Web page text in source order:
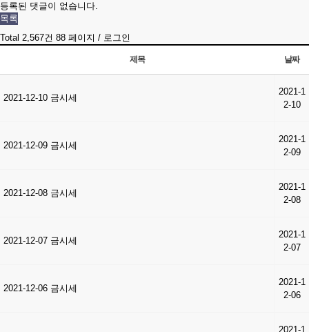
등록된 댓글이 없습니다.
목록
Total 2,567건 88 페이지 / 로그인
제목 날짜
2021-12-10 금시세
2021-1
2-10
2021-12-09 금시세
2021-1
2-09
2021-12-08 금시세
2021-1
2-08
2021-12-07 금시세
2021-1
2-07
2021-12-06 금시세
2021-1
2-06
2021-1